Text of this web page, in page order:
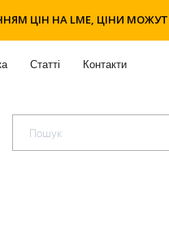
ЦІН НА LME, ЦІНИ
Статті Контакти